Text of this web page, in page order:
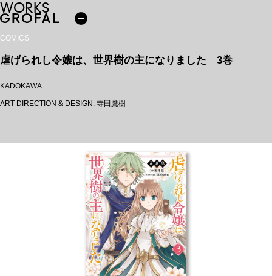
WORKS
COMICS
虐げられし令嬢は、世界樹の主になりました 3巻
KADOKAWA
ART DIRECTION & DESIGN: 寺田鷹樹